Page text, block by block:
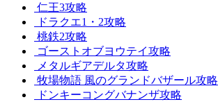
仁王3攻略
ドラクエ1・2攻略
桃鉄2攻略
ゴーストオブヨウテイ攻略
メタルギアデルタ攻略
牧場物語 風のグランドバザール攻略
ドンキーコングバナンザ攻略